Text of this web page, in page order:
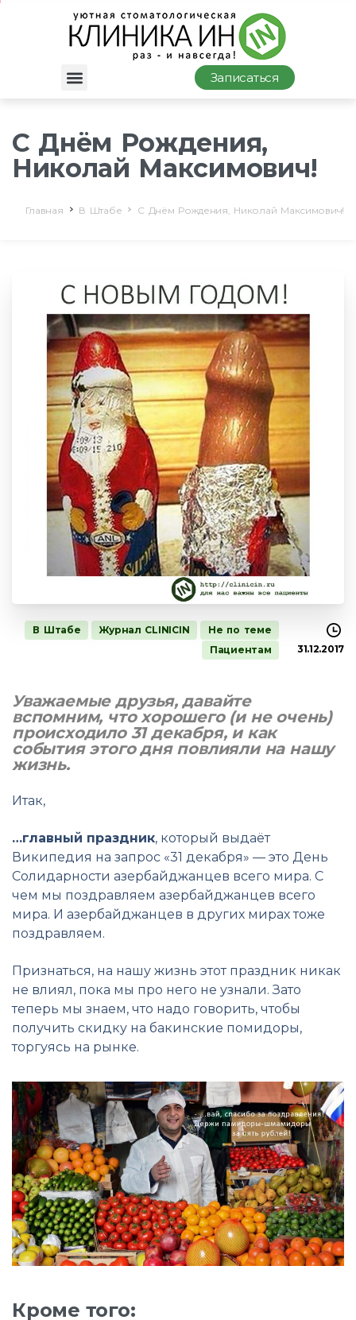
Записаться
С Днём Рождения,
Николай Максимович!
Главная В Штабе С Днём Рождения, Николай Максимович!
В Штабе Журнал CLINICIN
Не по теме
Пациентам
31.12.2017
Уважаемые друзья, давайте
вспомним, что хорошего (и не очень)
происходило 31 декабря, и как
события этого дня повлияли на нашу
жизнь.
Итак,
…главный праздник, который выдаёт
Википедия на запрос «31 декабря» — это День
Солидарности азербайджанцев всего мира. С
чем мы поздравляем азербайджанцев всего
мира. И азербайджанцев в других мирах тоже
поздравляем.
Признаться, на нашу жизнь этот праздник никак
не влиял, пока мы про него не узнали. Зато
теперь мы знаем, что надо говорить, чтобы
получить скидку на бакинские помидоры,
торгуясь на рынке.
Кроме того: